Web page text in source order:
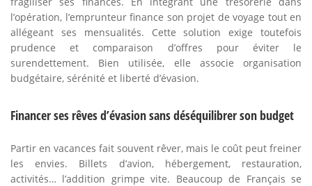
l’opération, l’emprunteur finance son projet de voyage tout en
allégeant ses mensualités. Cette solution exige toutefois
prudence et comparaison d’offres pour éviter le
surendettement. Bien utilisée, elle associe organisation
budgétaire, sérénité et liberté d’évasion.
Financer ses rêves d’évasion sans déséquilibrer son budget
Partir en vacances fait souvent rêver, mais le coût peut freiner
les envies. Billets d’avion, hébergement, restauration,
activités… l’addition grimpe vite. Beaucoup de Français se